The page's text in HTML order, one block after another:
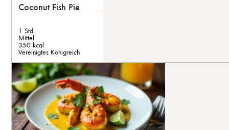
Coconut Fish Pie
1 Std.
Mittel
350 kcal
Vereinigtes Königreich